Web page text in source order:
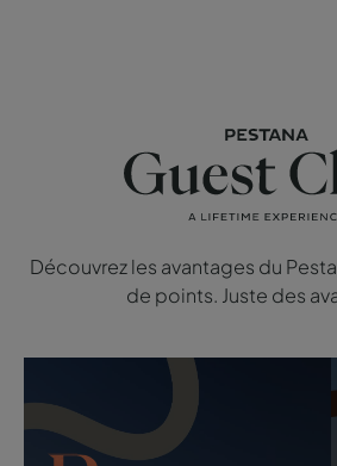
Découvrez les avantages du
de points. Juste des